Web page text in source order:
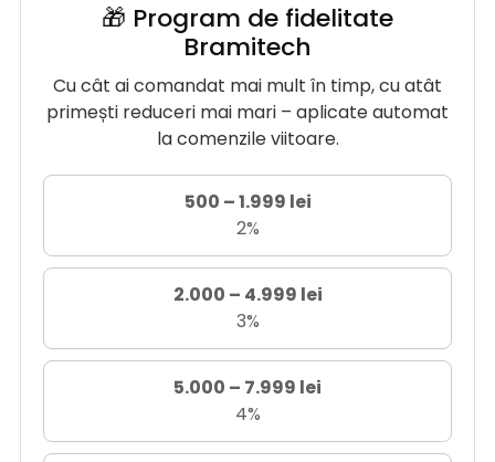
🎁 Program de fidelitate
Bramitech
Cu cât ai comandat mai mult în timp, cu atât
primești reduceri mai mari – aplicate automat
la comenzile viitoare.
500 – 1.999 lei
2%
2.000 – 4.999 lei
3%
5.000 – 7.999 lei
4%